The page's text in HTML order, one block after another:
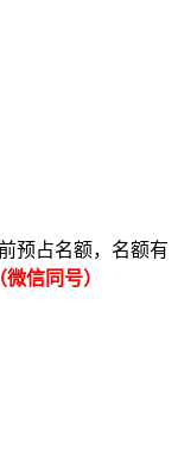
预占名额，名额有
信同号）